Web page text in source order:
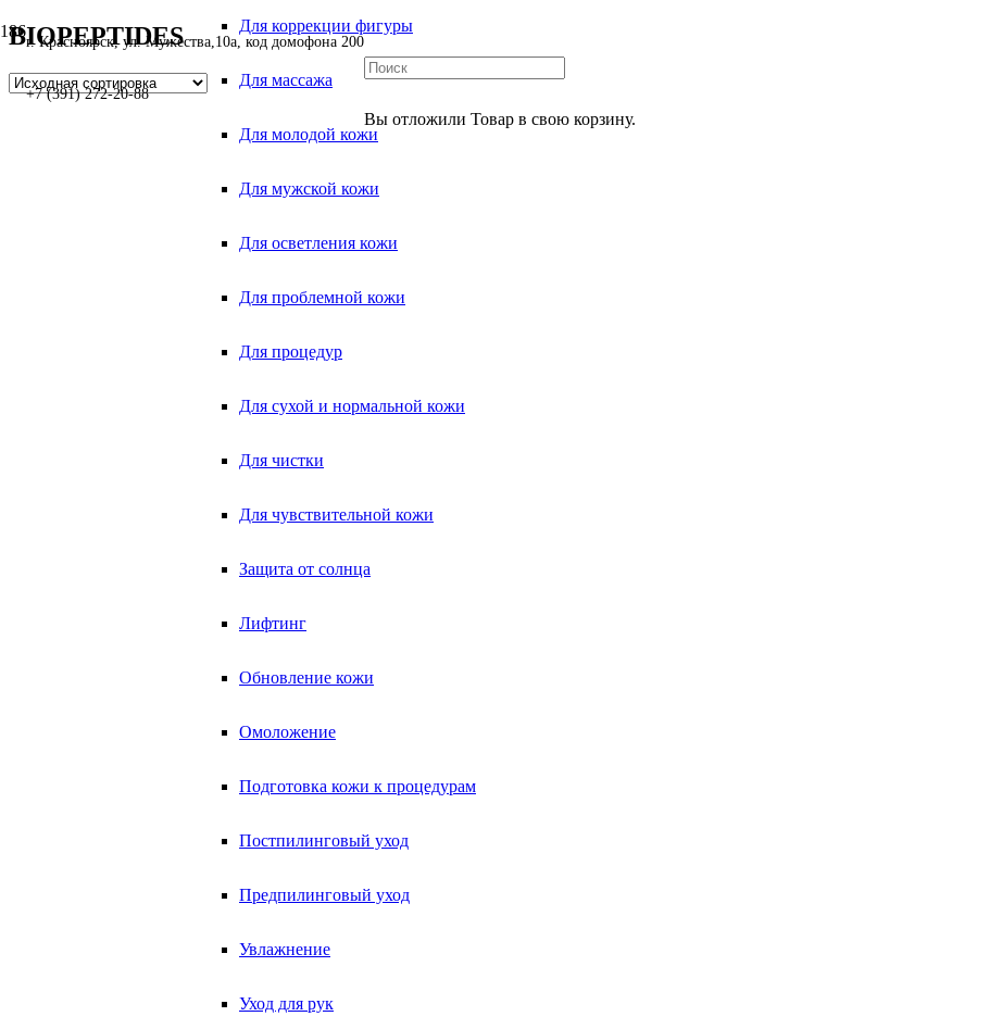
г. Красноярск, ул. Мужества,10а, код домофона 200
+7 (391) 272-20-88
Вы отложили Товар в свою корзину.
Для коррекции фигуры
Для массажа
Для молодой кожи
Для мужской кожи
Для осветления кожи
Для проблемной кожи
Для процедур
Для сухой и нормальной кожи
Для чистки
Для чувствительной кожи
Защита от солнца
Лифтинг
Обновление кожи
Омоложение
Подготовка кожи к процедурам
Постпилинговый уход
Предпилинговый уход
Увлажнение
Уход для рук
BIOPEPTIDES